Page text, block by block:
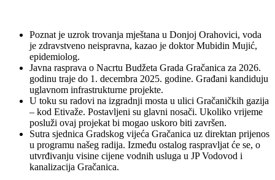
Poznat je uzrok trovanja mještana u Donjoj Orahovici, voda
je zdravstveno neispravna, kazao je doktor Mubidin Mujić,
epidemiolog.
Javna rasprava o Nacrtu Budžeta Grada Gračanica za 2026.
godinu traje do 1. decembra 2025. godine. Građani kandiduju
uglavnom infrastrukturne projekte.
U toku su radovi na izgradnji mosta u ulici Gračaničkih gazija
– kod Etivaže. Postavljeni su glavni nosači. Ukoliko vrijeme
posluži ovaj projekat bi mogao uskoro biti završen.
Sutra sjednica Gradskog vijeća Gračanica uz direktan prijenos
u programu našeg radija. Između ostalog raspravljat će se, o
utvrđivanju visine cijene vodnih usluga u JP Vodovod i
kanalizacija Gračanica.